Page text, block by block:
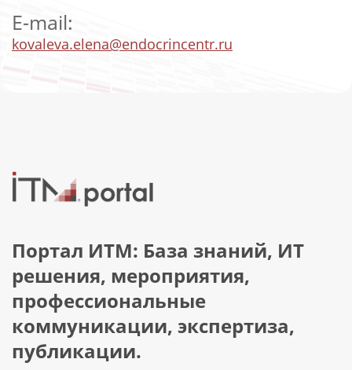
E-mail:
kovaleva.elena@endocrincentr.ru
Портал ИТМ: База знаний, ИТ
решения, мероприятия,
профессиональные
коммуникации, экспертиза,
публикации.